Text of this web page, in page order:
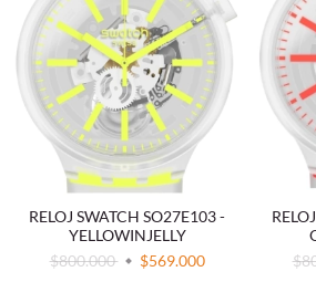
RELOJ SWATCH SO27E103 -
YELLOWINJELLY
$800.000
$569.000